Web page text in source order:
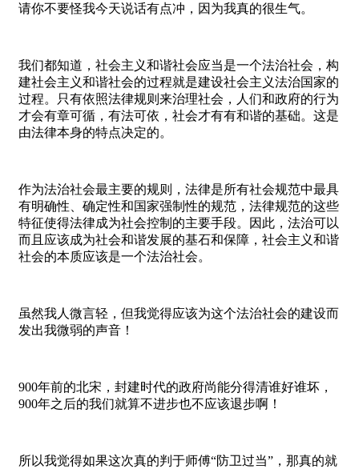
请你不要怪我今天说话有点冲，因为我真的很生气。
我们都知道，社会主义和谐社会应当是一个法治社会，构
建社会主义和谐社会的过程就是建设社会主义法治国家的
过程。只有依照法律规则来治理社会，人们和政府的行为
才会有章可循，有法可依，社会才有有和谐的基础。这是
由法律本身的特点决定的。
作为法治社会最主要的规则，法律是所有社会规范中最具
有明确性、确定性和国家强制性的规范，法律规范的这些
特征使得法律成为社会控制的主要手段。因此，法治可以
而且应该成为社会和谐发展的基石和保障，社会主义和谐
社会的本质应该是一个法治社会。
虽然我人微言轻，但我觉得应该为这个法治社会的建设而
发出我微弱的声音！
900年前的北宋，封建时代的政府尚能分得清谁好谁坏，
900年之后的我们就算不进步也不应该退步啊！
所以我觉得如果这次真的判于师傅“防卫过当”，那真的就